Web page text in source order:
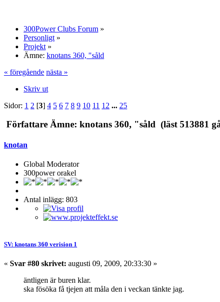
300Power Clubs Forum »
Personligt »
Projekt »
Ämne: knotans 360, "såld
« föregående nästa »
Skriv ut
Sidor: 1 2 [3] 4 5 6 7 8 9 10 11 12 ... 25
Författare Ämne: knotans 360, "såld (läst 513881
knotan
Global Moderator
300power orakel
Antal inlägg: 803
SV: knotans 360 verision 1
« Svar #80 skrivet: augusti 09, 2009, 20:33:30 »
äntligen är buren klar.
ska fösöka få tjejen att måla den i veckan tänkte jag.